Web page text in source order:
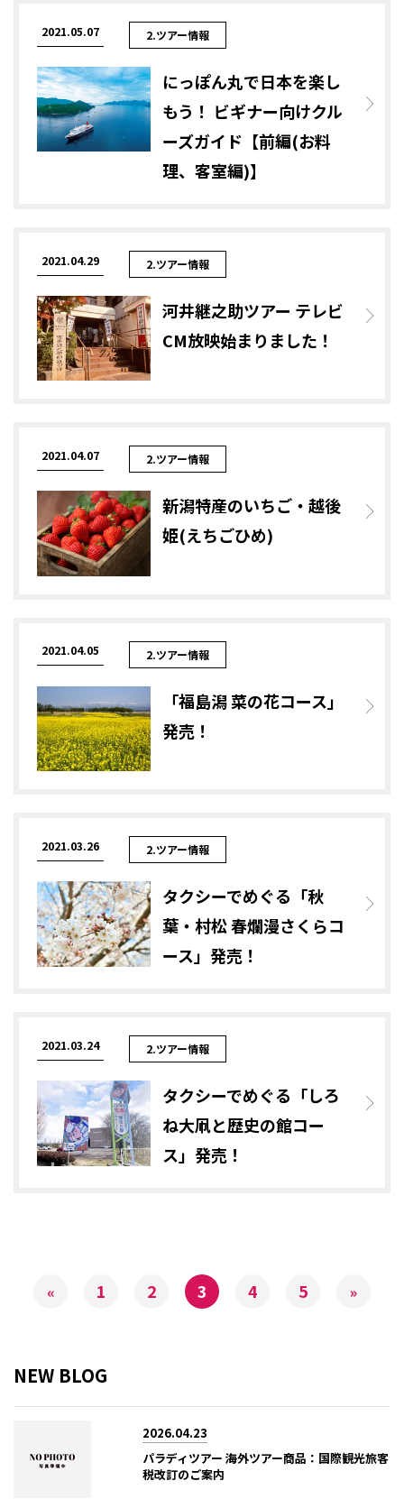
2021.05.07 2.ツアー情報
にっぽん丸で日本を楽し
もう！ ビギナー向けクル
ーズガイド【前編(お料
理、客室編)】
2021.04.29 2.ツアー情報
河井継之助ツアー テレビ
CM放映始まりました！
2021.04.07 2.ツアー情報
新潟特産のいちご・越後
姫(えちごひめ)
2021.04.05 2.ツアー情報
「福島潟 菜の花コース」
発売！
2021.03.26 2.ツアー情報
タクシーでめぐる「秋
葉・村松 春爛漫さくらコ
ース」発売！
2021.03.24 2.ツアー情報
タクシーでめぐる「しろ
ね大凧と歴史の館コー
ス」発売！
« 1 2 3 4 5 »
NEW BLOG
2026.04.23
パラディツアー 海外ツアー商品：国際観光旅客
税改訂のご案内